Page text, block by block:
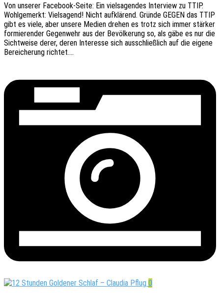
Von unse­rer Face­book-Seite: Ein viel­sa­gen­des Inter­view zu TTIP.
Wohl­ge­merkt: Viel­sa­gend! Nicht aufklä­rend. Gründe GEGEN das TTIP
gibt es viele, aber unsere Medien drehen es trotz sich immer stär­ker
formie­ren­der Gegen­wehr aus der Bevöl­ke­rung so, als gäbe es nur die
Sicht­wei­se derer, deren Inter­es­se sich ausschließ­lich auf die eigene
Berei­che­rung richtet.…
0